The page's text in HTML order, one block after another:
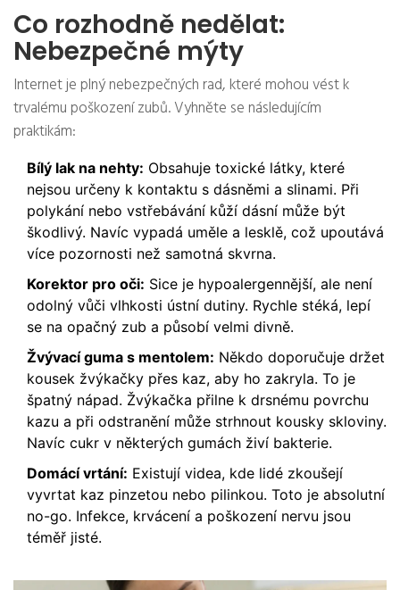
Co rozhodně nedělat:
Nebezpečné mýty
Internet je plný nebezpečných rad, které mohou vést k
trvalému poškození zubů. Vyhněte se následujícím
praktikám:
Bílý lak na nehty: Obsahuje toxické látky, které
nejsou určeny k kontaktu s dásněmi a slinami. Při
polykání nebo vstřebávání kůží dásní může být
škodlivý. Navíc vypadá uměle a lesklě, což upoutává
více pozornosti než samotná skvrna.
Korektor pro oči: Sice je hypoalergennější, ale není
odolný vůči vlhkosti ústní dutiny. Rychle stéká, lepí
se na opačný zub a působí velmi divně.
Žvývací guma s mentolem: Někdo doporučuje držet
kousek žvýkačky přes kaz, aby ho zakryla. To je
špatný nápad. Žvýkačka přilne k drsnému povrchu
kazu a při odstranění může strhnout kousky skloviny.
Navíc cukr v některých gumách živí bakterie.
Domácí vrtání: Existují videa, kde lidé zkoušejí
vyvrtat kaz pinzetou nebo pilinkou. Toto je absolutní
no-go. Infekce, krvácení a poškození nervu jsou
téměř jisté.